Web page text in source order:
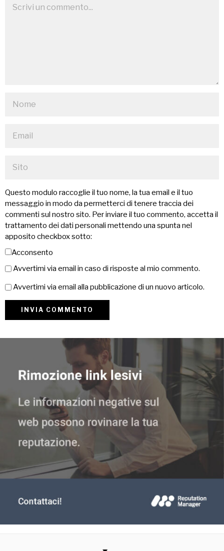
Questo modulo raccoglie il tuo nome, la tua email e il tuo
messaggio in modo da permetterci di tenere traccia dei
commenti sul nostro sito. Per inviare il tuo commento, accetta il
trattamento dei dati personali mettendo una spunta nel
apposito checkbox sotto:
Acconsento
Avvertimi via email in caso di risposte al mio commento.
Avvertimi via email alla pubblicazione di un nuovo articolo.